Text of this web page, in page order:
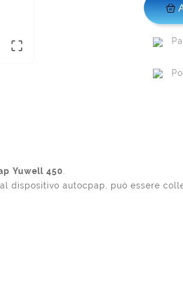

Yuwell 450
dispositivo autocpap, può essere